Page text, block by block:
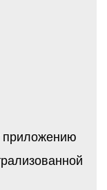
приложению